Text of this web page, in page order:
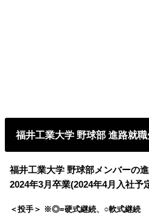
福井工業大学 野球部 進路就
福井工業大学 野球部メンバーの
2024年3月卒業(2024年4月入社予
＜投手＞ ※◎=硬式継続、○軟式継続